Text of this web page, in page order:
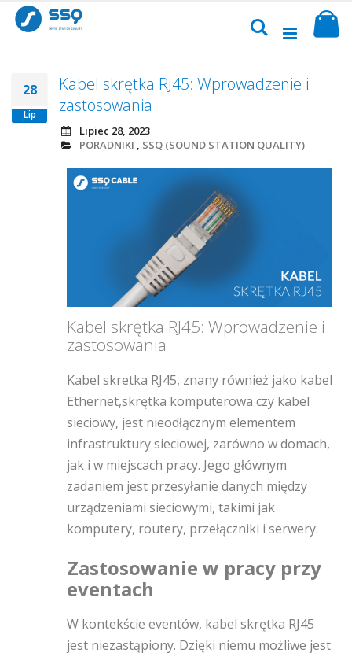
Przejdź
do
treści
Szukaj
28
Lip
Kabel skrętka RJ45: Wprowadzenie i
zastosowania
Lipiec 28, 2023
PORADNIKI , SSQ (SOUND STATION QUALITY)
Kabel skrętka RJ45: Wprowadzenie i
zastosowania
Kabel skretka RJ45, znany również jako kabel
Ethernet,skrętka komputerowa czy kabel
sieciowy, jest nieodłącznym elementem
infrastruktury sieciowej, zarówno w domach,
jak i w miejscach pracy. Jego głównym
zadaniem jest przesyłanie danych między
urządzeniami sieciowymi, takimi jak
komputery, routery, przełączniki i serwery.
Zastosowanie w pracy przy
eventach
W kontekście eventów, kabel skrętka RJ45
jest niezastąpiony. Dzięki niemu możliwe jest